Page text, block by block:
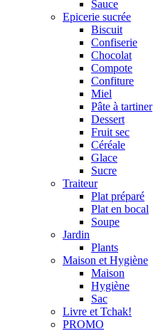
Sauce
Epicerie sucrée
Biscuit
Confiserie
Chocolat
Compote
Confiture
Miel
Pâte à tartiner
Dessert
Fruit sec
Céréale
Glace
Sucre
Traiteur
Plat préparé
Plat en bocal
Soupe
Jardin
Plants
Maison et Hygiène
Maison
Hygiène
Sac
Livre et Tchak!
PROMO